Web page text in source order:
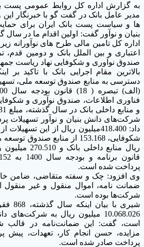
به گزارش اداره کل روابط عمومی پست
مدیر عامل بانک در گفت گو با خبرنگار این
ها و سیاست پست بانک ایران برای
بنیان و نوآور گفت: اولین اقدام ما در سال
اداره کل تامین مالی طرح های نوآورانه
اعتباری و بین الملل بانک و دومین قدم،
صندوق نوآوری و شکوفایی نهاد ریاست
بالاترین مقام اجرایی بانک با تاکید بر
دسترسی به منابع صندوق توسعه ملی،
فناوری اطلاعات، صندوق نوآوری و
شرکت‌های دانش بنیان و نوآور تسهیلات
داد: 418.400میلیون ریال از این
پرداخت شده است.
وی افزود: چک و سفته متقاضی، ضامن
ضمانت نامه، اموال منقول و غیر منقول
شرکت‌ها بوده است.
شیری
10.068.026 میلیون ریال به
است، گفت: این ضمانت‌نامه در قالب
مزایده، حسن انجام کار، تعهدات، پیش
پرداخت صادر شده است.